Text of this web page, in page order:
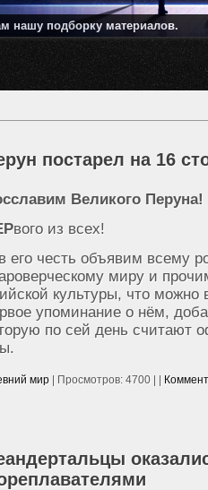
нашу подборку материалов.
постарел на 16
Великого Перуна!
вого из всех!
его честь объявим всему
миру и
культуры, что можно
упоминание о нём,
по сей день считают
мир | Просмотров: 4700 | |